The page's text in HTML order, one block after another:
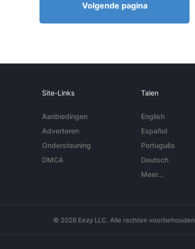
Volgende pagina
Site-Links
Aanbiedingen
Adverteren
Ondersteuning
DMCA
Talen
English
Español
Português
Deutsch
Meer...
© 2026 Eezy LLC. Alle rechten voorbehouden